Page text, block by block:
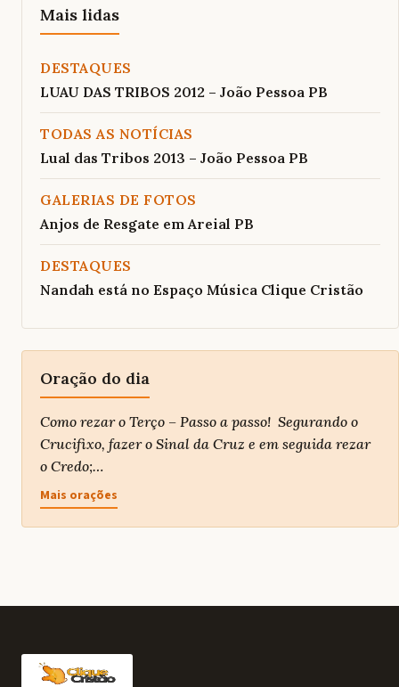
Mais lidas
DESTAQUES
LUAU DAS TRIBOS 2012 – João Pessoa PB
TODAS AS NOTÍCIAS
Lual das Tribos 2013 – João Pessoa PB
GALERIAS DE FOTOS
Anjos de Resgate em Areial PB
DESTAQUES
Nandah está no Espaço Música Clique Cristão
Oração do dia
Como rezar o Terço – Passo a passo! Segurando o
Crucifixo, fazer o Sinal da Cruz e em seguida rezar
o Credo;…
Mais orações